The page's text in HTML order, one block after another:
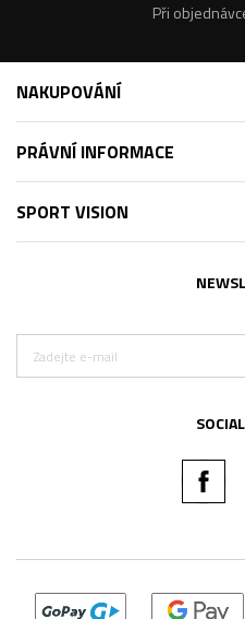
Při
NAKUPOVÁNÍ
PRÁVNÍ INFORMACE
SPORT VISION